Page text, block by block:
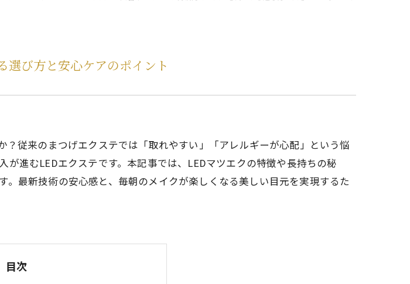
選び方と安心ケアのポイント
従来のまつげエクステでは「取れやすい」「アレルギーが心配」という悩
進むLEDエクステです。本記事では、LEDマツエクの特徴や長持ちの秘
最新技術の安心感と、毎朝のメイクが楽しくなる美しい目元を実現するた
目次